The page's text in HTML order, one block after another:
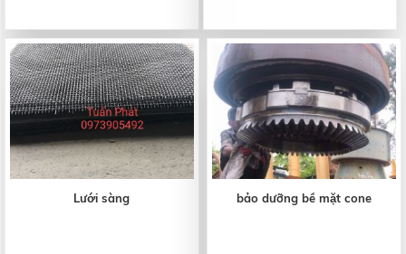
Lưới sàng bảo dưỡng bề mặt cone